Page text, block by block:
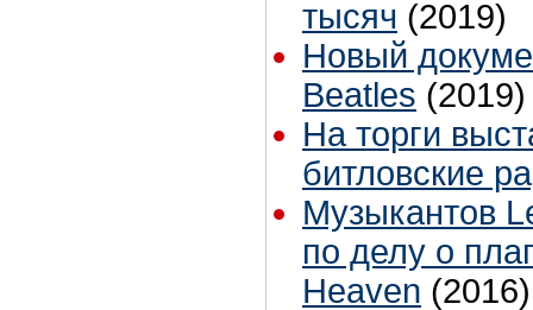
тысяч (2019)
Новый
Beatles (2019)
На торги
битловские
Музыкантов
по делу о
Heaven (2016)